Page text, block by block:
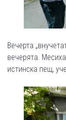
Вечерта
вечерята.
истинска пещ,